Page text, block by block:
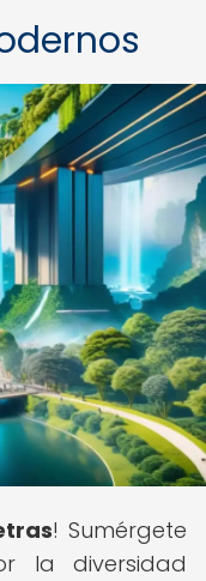
! Sumérgete
la diversidad